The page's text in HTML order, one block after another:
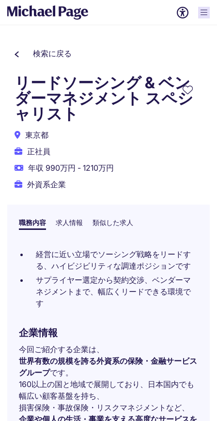
検索に戻る
リードソーシング & ベン
ダーマネジメント スペシ
ャリスト
東京都
正社員
年収 990万円 - 1210万円
外資系企業
職務内容 求人情報 類似した求人
経営に近い立場でソーシング戦略をリードす
る、ハイビジビリティな調達ポジションです
サプライヤー選定から契約交渉、ベンダーマ
ネジメントまで、幅広くリードできる環境で
す
企業情報
今回ご紹介する企業は、
世界有数の規模を誇る外資系の保険・金融サービス
グループです。
160以上の国と地域で展開しており、日本国内でも
幅広い顧客基盤を持ち、
損害保険・事故保険・リスクマネジメントなど、
企業や個人の生活・事業を支える高度なサービスを